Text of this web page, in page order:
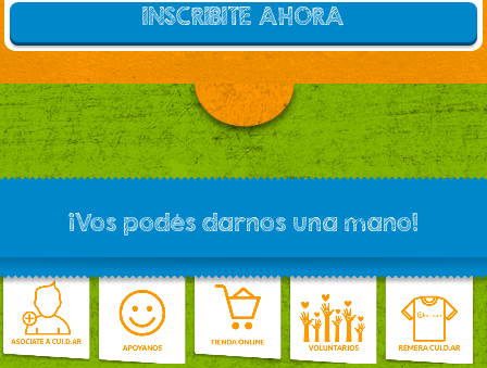
INSCRIBITE AHORA
¡Vos podés darnos una mano!